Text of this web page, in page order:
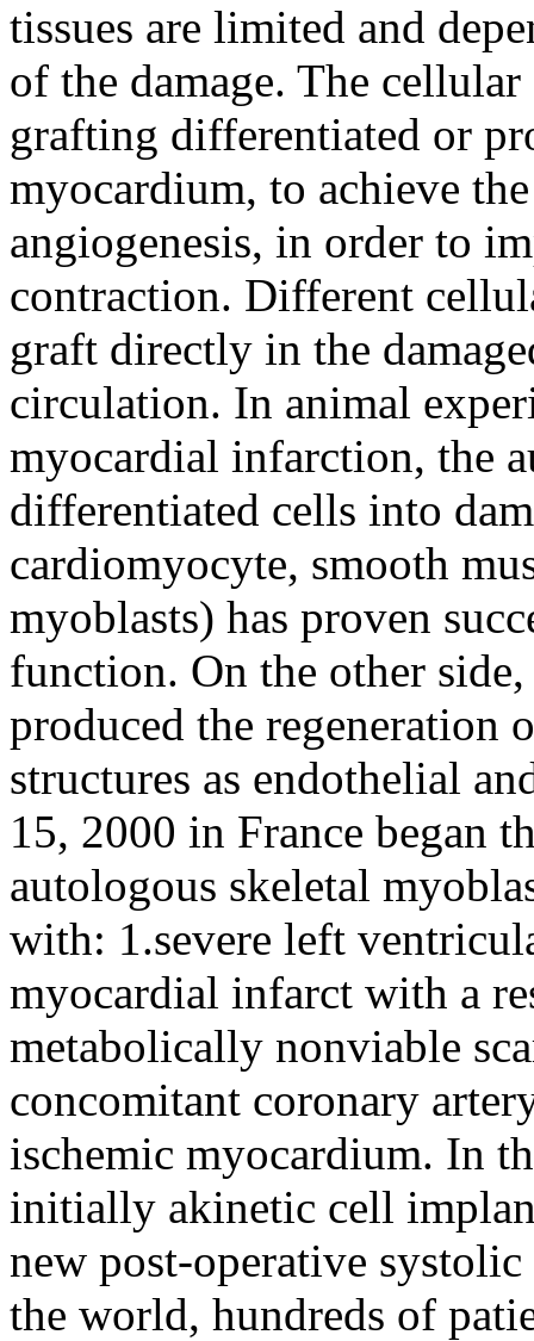
tissues are limited and
of the damage. The
grafting differentiated or
myocardium, to achieve
angiogenesis, in order to
contraction. Different
graft directly in the
circulation. In animal
myocardial infarction, the
differentiated cells into
cardiomyocyte, smooth
myoblasts) has proven
function. On the other
produced the regeneration
structures as endothelial
15, 2000 in France began
autologous skeletal
with: 1.severe left
myocardial infarct with a
metabolically nonviable
concomitant coronary
ischemic myocardium. In
initially akinetic cell
new post-operative
the world, hundreds of